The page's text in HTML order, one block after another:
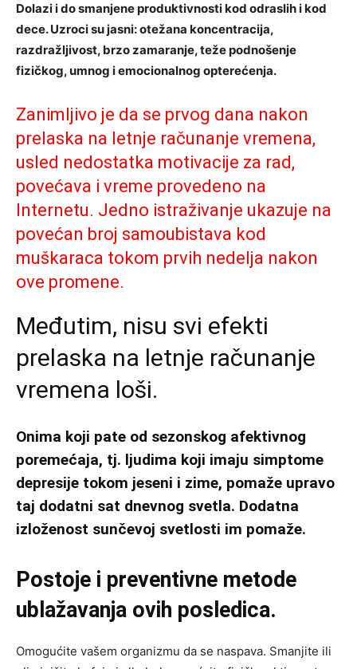
Dolazi i do smanjene produktivnosti kod odraslih i kod
dece. Uzroci su jasni: otežana koncentracija,
razdražljivost, brzo zamaranje, teže podnošenje
fizičkog, umnog i emocionalnog opterećenja.
Zanimljivo je da se prvog dana nakon
prelaska na letnje računanje vremena,
usled nedostatka motivacije za rad,
povećava i vreme provedeno na
Internetu. Jedno istraživanje ukazuje na
povećan broj samoubistava kod
muškaraca tokom prvih nedelja nakon
ove promene.
Međutim, nisu svi efekti
prelaska na letnje računanje
vremena loši.
Onima koji pate od sezonskog afektivnog
poremećaja, tj. ljudima koji imaju simptome
depresije tokom jeseni i zime, pomaže upravo
taj dodatni sat dnevnog svetla. Dodatna
izloženost sunčevoj svetlosti im pomaže.
Postoje i preventivne metode
ublažavanja ovih posledica.
Omogućite vašem organizmu da se naspava. Smanjite ili